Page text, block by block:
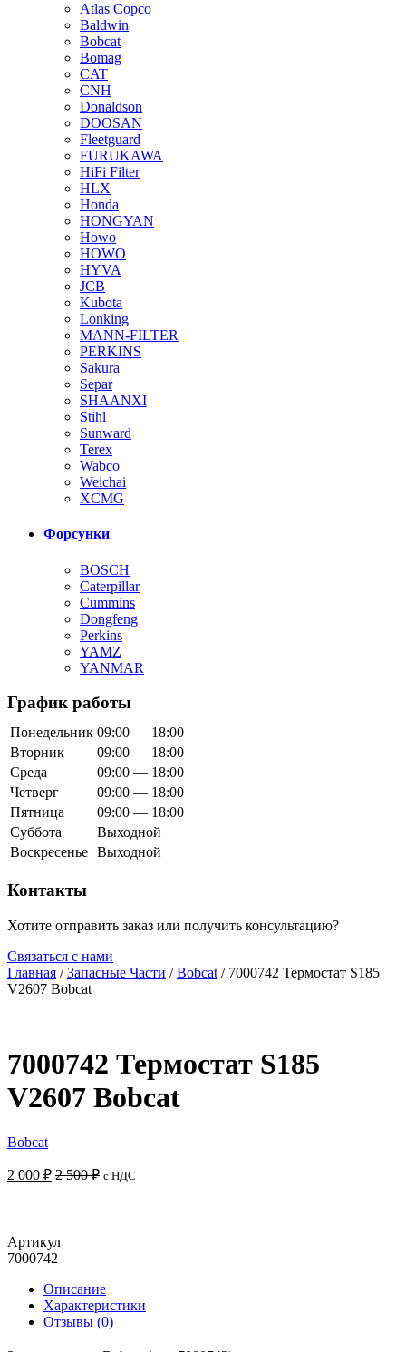
Atlas Copco
Baldwin
Bobcat
Bomag
CAT
CNH
Donaldson
DOOSAN
Fleetguard
FURUKAWA
HiFi Filter
HLX
Honda
HONGYAN
Howo
HOWO
HYVA
JCB
Kubota
Lonking
MANN-FILTER
PERKINS
Sakura
Separ
SHAANXI
Stihl
Sunward
Terex
Wabco
Weichai
XCMG
Форсунки
BOSCH
Caterpillar
Cummins
Dongfeng
Perkins
YAMZ
YANMAR
График работы
Понедельник 09:00 — 18:00
Вторник
09:00 — 18:00
Среда
09:00 — 18:00
Четверг
09:00 — 18:00
Пятница
09:00 — 18:00
Суббота
Выходной
Воскресенье Выходной
Контакты
Хотите отправить заказ или получить консультацию?
Связаться с нами
Главная /Запасные Части /Bobcat / 7000742 Термостат S185
V2607 Bobcat
7000742 Термостат S185
V2607 Bobcat
Bobcat
2 000 ₽ 2 500₽ с НДС
Артикул
7000742
Описание
Характеристики
Отзывы (0)